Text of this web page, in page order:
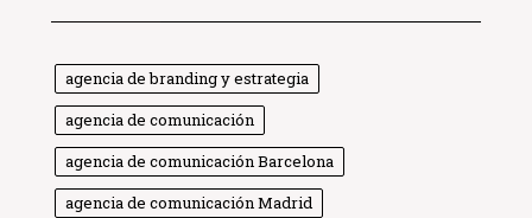
agencia de branding y estrategia
agencia de comunicación
agencia de comunicación Barcelona
agencia de comunicación Madrid